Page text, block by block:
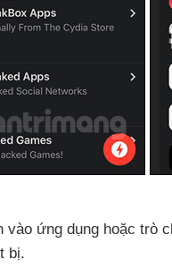
vào ứng dụng hoặc trò
bị.